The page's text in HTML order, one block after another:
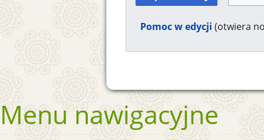
Pomoc w edycji (otwiera
Menu nawigacyjne